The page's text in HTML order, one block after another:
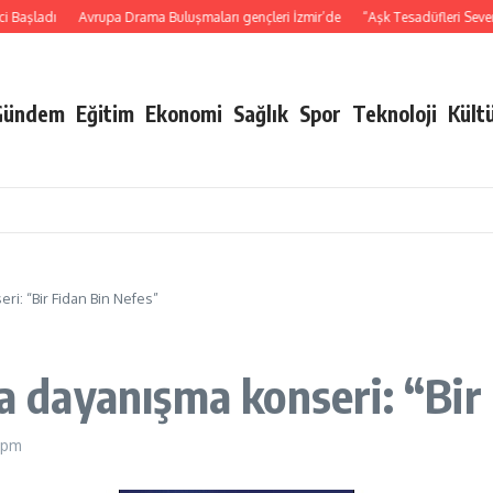
Avrupa Drama Buluşmaları gençleri İzmir’de “Aşk Tesadüfleri Sever
Eğitim Ekonomi Sağlık Spor Teknoloji
“Bir Fidan Bin Nefes”
dayanışma konseri: